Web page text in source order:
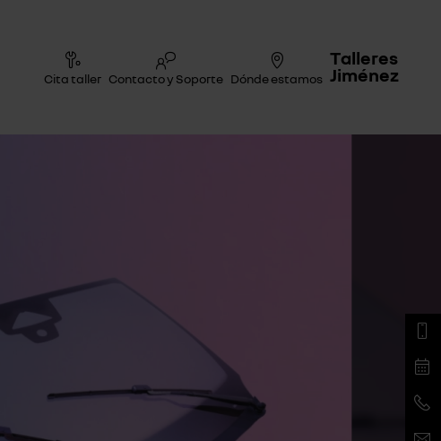
Cita taller Contacto y Soporte Dónde estamos
Talleres
Jiménez